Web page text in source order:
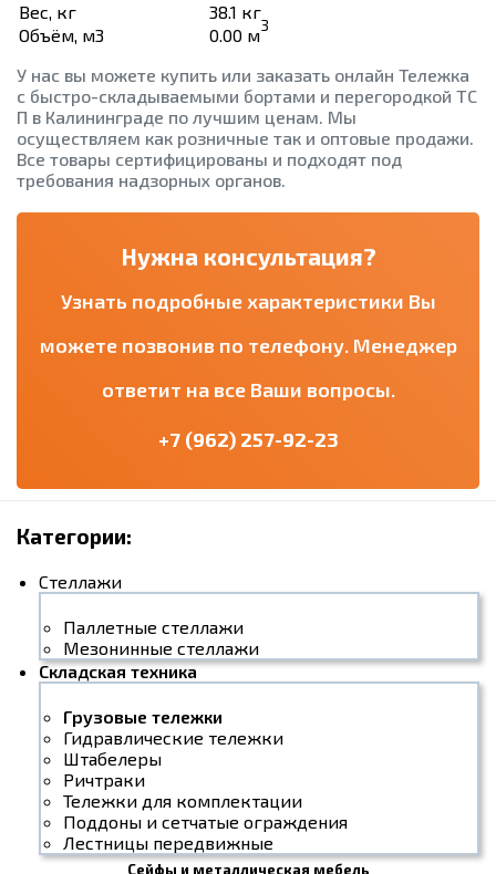
Вес, кг
38.1 кг
Объём, м3
0.00 м3
У нас вы можете купить или заказать онлайн Тележка
с быстро-складываемыми бортами и перегородкой ТС
П в Калининграде по лучшим ценам. Мы
осуществляем как розничные так и оптовые продажи.
Все товары сертифицированы и подходят под
требования надзорных органов.
Нужна консультация?
Узнать подробные характеристики Вы
можете позвонив по телефону. Менеджер
ответит на все Ваши вопросы.
+7 (962) 257-92-23
Категории:
Стеллажи
Паллетные стеллажи
Мезонинные стеллажи
Складская техника
Грузовые тележки
Гидравлические тележки
Штабелеры
Ричтраки
Тележки для комплектации
Поддоны и сетчатые ограждения
Лестницы передвижные
Сейфы и металлическая мебель